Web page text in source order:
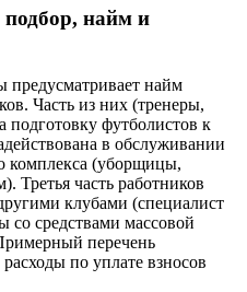
найм и
предусматривает найм
Часть из них (тренеры,
подготовку футболистов к
в обслуживании
комплекса (уборщицы,
Третья часть работников
клубами (специалист
со средствами массовой
перечень
по уплате взносов